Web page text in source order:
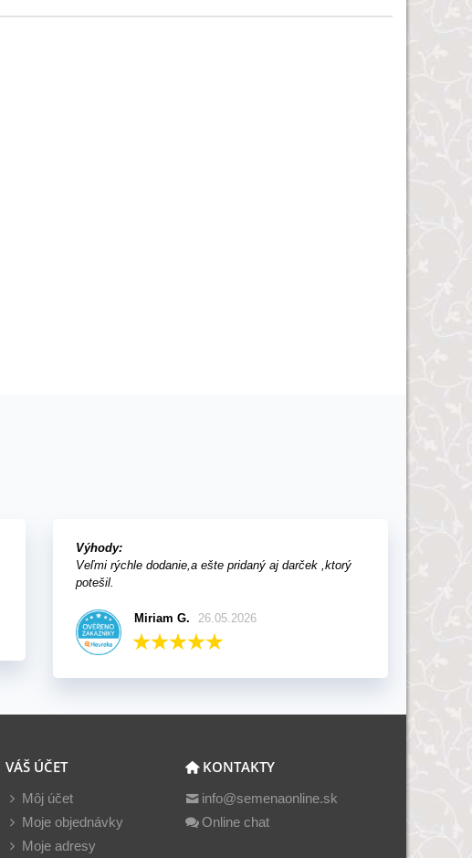
Výhody:
Veľmi rýchle dodanie,a ešte pridaný aj darček ,ktorý
potešil.
Miriam G. 26.05.2026
VÁŠ ÚČET
Môj účet
Moje objednávky
Moje adresy
KONTAKTY
info@semenaonline.sk
Online chat